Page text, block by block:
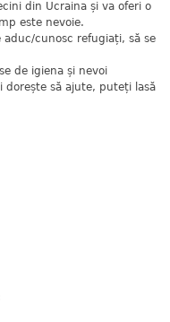
din Ucraina și va oferi o
este nevoie.
cunosc refugiați, să se
de igiena și nevoi
dorește să ajute, puteți lasă